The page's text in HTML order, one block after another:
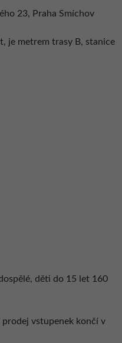
23, Praha Smíchov
je metrem trasy B, stanice
děti do 15 let 160
vstupenek končí v